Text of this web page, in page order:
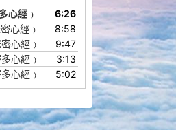
/
下
箭
头
键
增
高
心經﹚
6:26
心經﹚
8:58
心經﹚
9:47
心經﹚
3:13
心經﹚ 5:02